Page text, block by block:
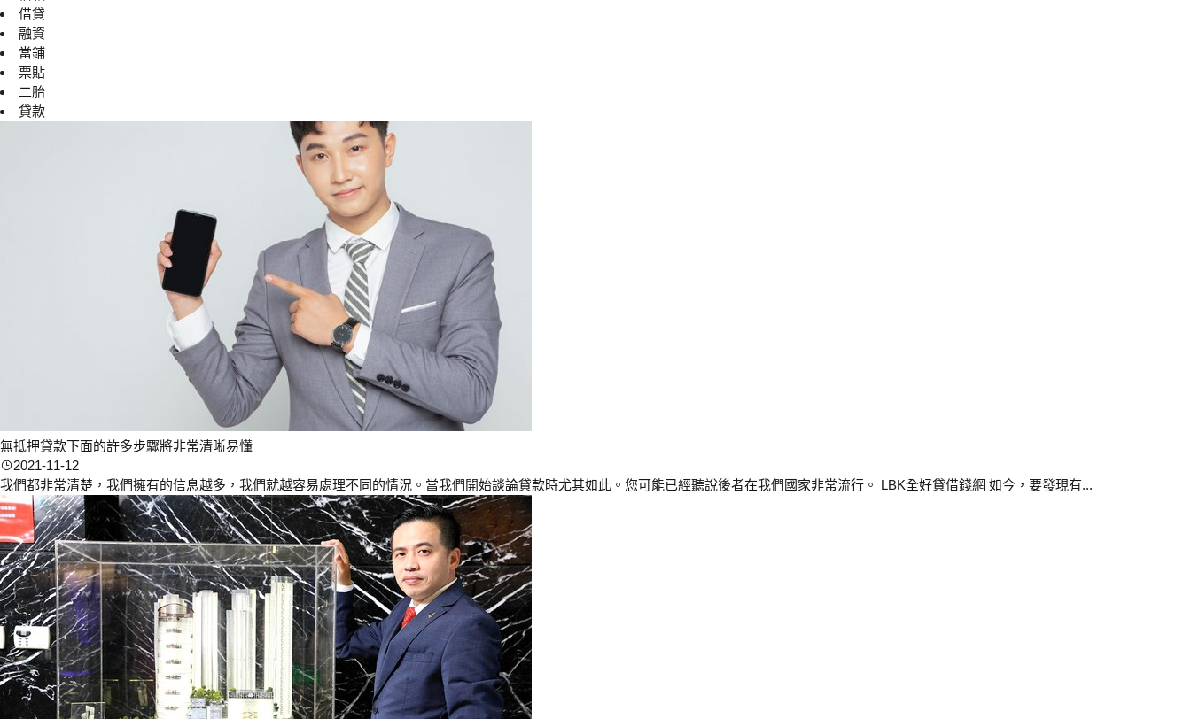
借貸
融資
當鋪
票貼
二胎
貸款
無抵押貸款下面的許多步驟將非常清晰易懂
2021-11-12
我們都非常清楚，我們擁有的信息越多，我們就越容易處理不同的情況。當我們開始談論貸款時尤其如此。您可能已經聽說後者在我們國家非常流行。 LBK全好貸借錢網 如今，要發現有...